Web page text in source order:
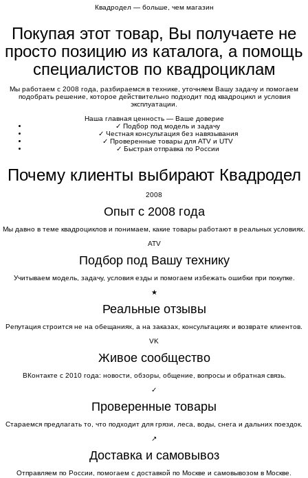
Квадродел — больше, чем магазин
Покупая этот товар, Вы получаете не
просто позицию из каталога, а помощь
специалистов по квадроциклам
Мы работаем с 2008 года, разбираемся в технике, уточняем Вашу задачу и помогаем
подобрать решение, которое действительно подходит под квадроцикл и условия
эксплуатации.
Наша главная ценность — Ваше доверие
✓ Подбор под модель и задачу
✓ Честная консультация без навязывания
✓ Проверенные товары для ATV и UTV
✓ Быстрая отправка по России
Почему клиенты выбирают Квадродел
2008
Опыт с 2008 года
Мы давно в теме квадроциклов и понимаем, какие товары работают в реальных условиях.
ATV
Подбор под Вашу технику
Учитываем модель, задачу, условия езды и помогаем избежать ошибки при покупке.
★
Реальные отзывы
Репутация строится не на обещаниях, а на заказах, консультациях и возврате клиентов.
VK
Живое сообщество
ВКонтакте с 2010 года: новости, обзоры, общение, вопросы и обратная связь.
✓
Проверенные товары
Стараемся предлагать то, что подходит для грязи, леса, воды, снега и дальних поездок.
↗
Доставка и самовывоз
Отправляем по России, помогаем с доставкой по Москве и самовывозом в Москве.